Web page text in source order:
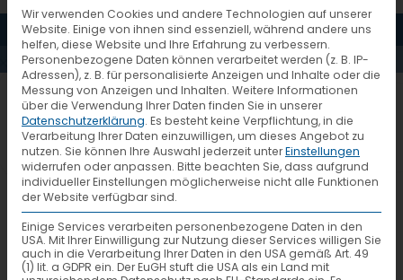
MENÜ
AKTUELLES
VTL senkt THG-Emissionen
Die Datenerhebung 2016 von CO2-
Emissionen im VTL Stückgutnetzwerk
weist eine Reduktion um 8,8 Prozent
aus. Grund dafür – die Produktivität im
Netzwerk konnte erneut gesteigert
Wir verwenden Cookies und andere Technologien auf unserer
Website. Einige von ihnen sind essenziell, während andere uns
helfen, diese Website und Ihre Erfahrung zu verbessern.
Personenbezogene Daten können verarbeitet werden (z. B. IP-
Adressen), z. B. für personalisierte Anzeigen und Inhalte oder die
Messung von Anzeigen und Inhalten. Weitere Informationen
über die Verwendung Ihrer Daten finden Sie in unserer
Datenschutzerklärung. Es besteht keine Verpflichtung, in die
Verarbeitung Ihrer Daten einzuwilligen, um dieses Angebot zu
nutzen. Sie können Ihre Auswahl jederzeit unterEinstellungen
widerrufen oder anpassen. Bitte beachten Sie, dass aufgrund
individueller Einstellungen möglicherweise nicht alle Funktionen
der Website verfügbar sind.
Einige Services verarbeiten personenbezogene Daten in den
USA. Mit Ihrer Einwilligung zur Nutzung dieser Services willigen Sie
auch in die Verarbeitung Ihrer Daten in den USA gemäß Art. 49
(1) lit. a GDPR ein. Der EuGH stuft die USA als ein Land mit